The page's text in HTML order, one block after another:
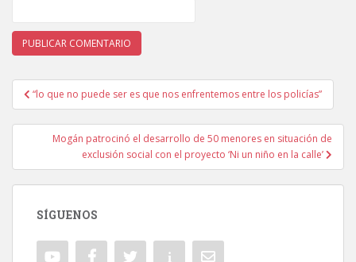
Navegación de entradas
“lo que no puede ser es que nos enfrentemos entre los policías”
Mogán patrocinó el desarrollo de 50 menores en situación de
exclusión social con el proyecto ‘Ni un niño en la calle’
SÍGUENOS